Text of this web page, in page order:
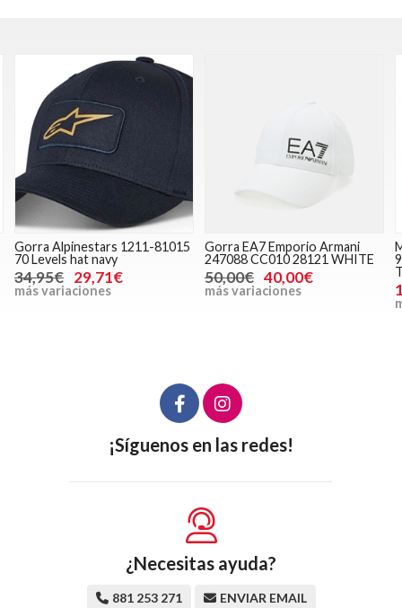
Gorra Alpinestars 1211-81015
70 Levels hat navy
34,95€ 29,71€
más variaciones
Gorra EA7 Emporio Armani
247088 CC010 28121 WHITE
50,00€ 40,00€
más variaciones
¡Síguenos en las redes!
¿Necesitas ayuda?
881 253 271 ENVIAR EMAIL